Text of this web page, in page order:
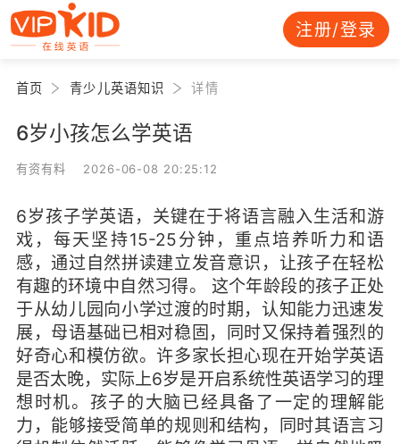
注册/登录
首页 青少儿英语知识 详情
6岁小孩怎么学英语
有资有料 2026-06-08 20:25:12
6岁孩子学英语，关键在于将语言融入生活和游
戏，每天坚持15-25分钟，重点培养听力和语
感，通过自然拼读建立发音意识，让孩子在轻松
有趣的环境中自然习得。 这个年龄段的孩子正处
于从幼儿园向小学过渡的时期，认知能力迅速发
展，母语基础已相对稳固，同时又保持着强烈的
好奇心和模仿欲。许多家长担心现在开始学英语
是否太晚，实际上6岁是开启系统性英语学习的理
想时机。孩子的大脑已经具备了一定的理解能
力，能够接受简单的规则和结构，同时其语言习